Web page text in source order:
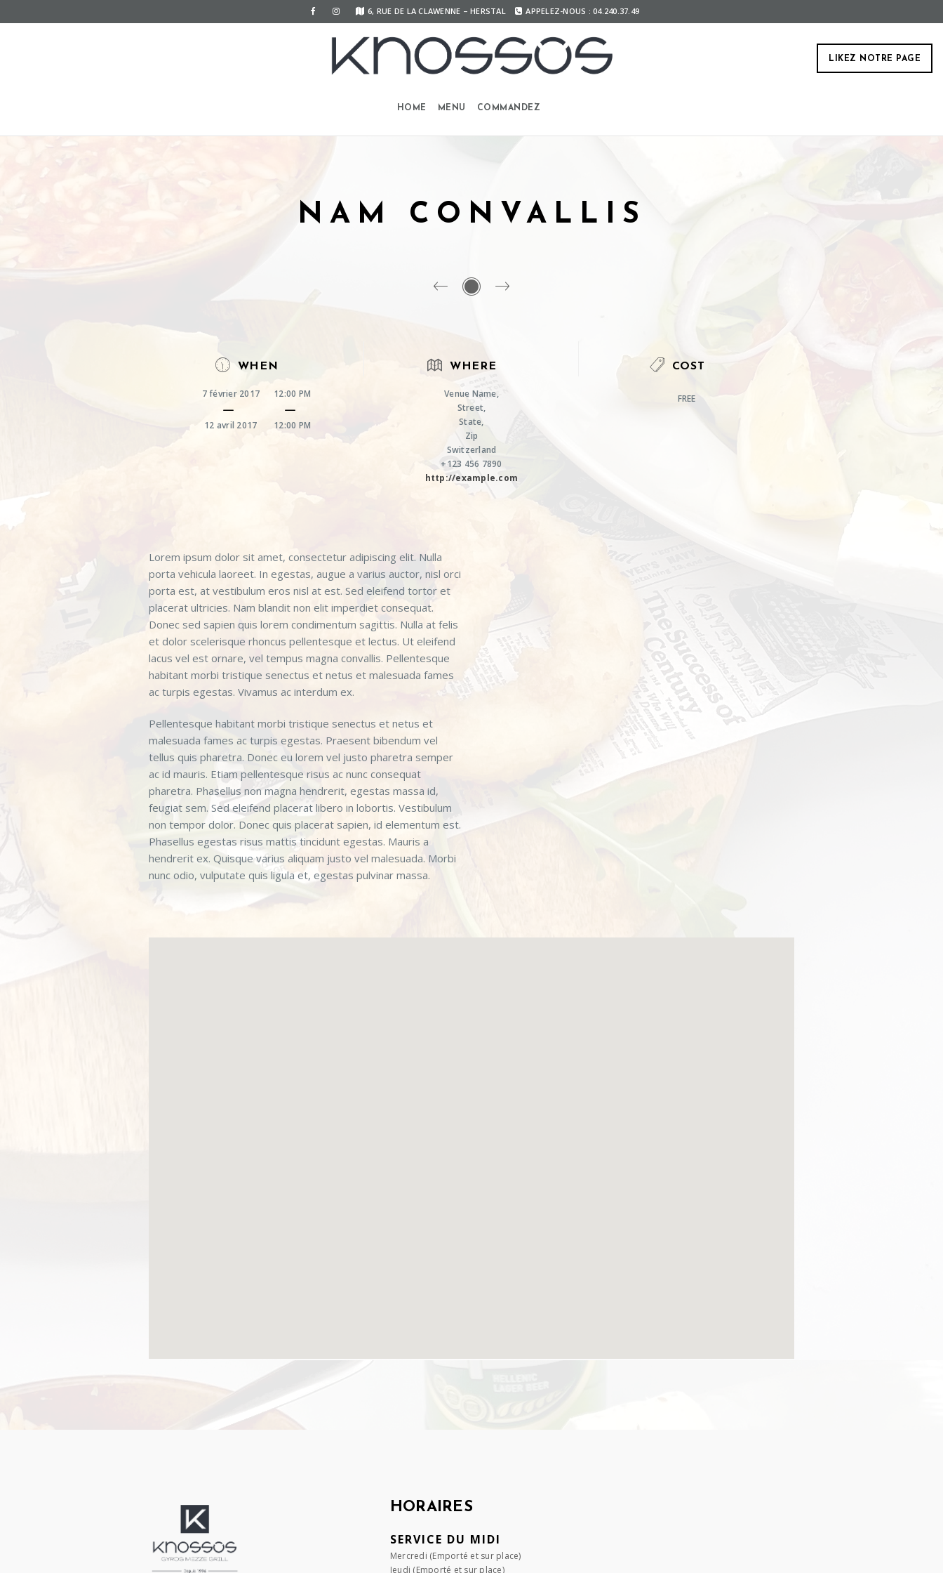
6, RUE DE LA CLAWENNE – HERSTAL APPELEZ-NOUS : 04.240.37.49
LIKEZ NOTRE PAGE
HOME MENU COMMANDEZ
NAM CONVALLIS
WHEN
7 février 2017
12 avril 2017
12:00 PM
12:00 PM
WHERE
Venue Name,
Street,
State,
Zip
Switzerland
+123 456 7890
http://example.com
COST
FREE
Lorem ipsum dolor sit amet, consectetur adipiscing elit. Nulla
porta vehicula laoreet. In egestas, augue a varius auctor, nisl orci
porta est, at vestibulum eros nisl at est. Sed eleifend tortor et
placerat ultricies. Nam blandit non elit imperdiet consequat.
Donec sed sapien quis lorem condimentum sagittis. Nulla at felis
et dolor scelerisque rhoncus pellentesque et lectus. Ut eleifend
lacus vel est ornare, vel tempus magna convallis. Pellentesque
habitant morbi tristique senectus et netus et malesuada fames
ac turpis egestas. Vivamus ac interdum ex.
Pellentesque habitant morbi tristique senectus et netus et
malesuada fames ac turpis egestas. Praesent bibendum vel
tellus quis pharetra. Donec eu lorem vel justo pharetra semper
ac id mauris. Etiam pellentesque risus ac nunc consequat
pharetra. Phasellus non magna hendrerit, egestas massa id,
feugiat sem. Sed eleifend placerat libero in lobortis. Vestibulum
non tempor dolor. Donec quis placerat sapien, id elementum est.
Phasellus egestas risus mattis tincidunt egestas. Mauris a
hendrerit ex. Quisque varius aliquam justo vel malesuada. Morbi
nunc odio, vulputate quis ligula et, egestas pulvinar massa.
HORAIRES
SERVICE DU MIDI
Mercredi (Emporté et sur place)
Jeudi (Emporté et sur place)